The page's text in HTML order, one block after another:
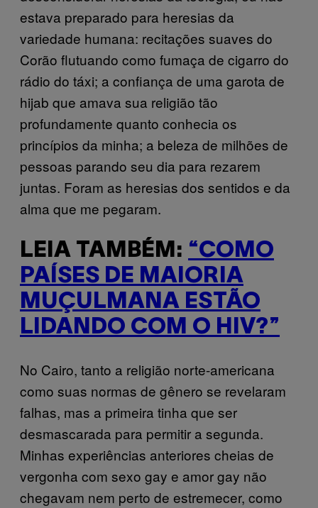
estava preparado para heresias da
variedade humana: recitações suaves do
Corão flutuando como fumaça de cigarro do
rádio do táxi; a confiança de uma garota de
hijab que amava sua religião tão
profundamente quanto conhecia os
princípios da minha; a beleza de milhões de
pessoas parando seu dia para rezarem
juntas. Foram as heresias dos sentidos e da
alma que me pegaram.
LEIA TAMBÉM: “COMO
PAÍSES DE MAIORIA
MUÇULMANA ESTÃO
LIDANDO COM O HIV?”
No Cairo, tanto a religião norte-americana
como suas normas de gênero se revelaram
falhas, mas a primeira tinha que ser
desmascarada para permitir a segunda.
Minhas experiências anteriores cheias de
vergonha com sexo gay e amor gay não
chegavam nem perto de estremecer, como